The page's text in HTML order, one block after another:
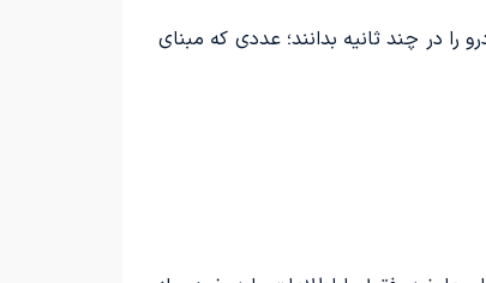
را در چند ثانیه بدانند؛ عددی که مبنای